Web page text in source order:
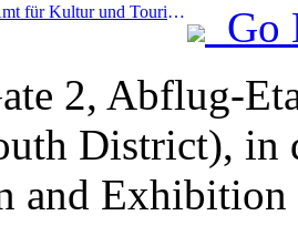
Prev:Das Pekinger Amt für Kultur und Tourismus gab bekannt: Im Jahr 2025 empfing Peking 5,48 Millionen ausländische Touristen, ein Anstieg von 39 % gegenüber dem Vorjahr.
Go
2, Abflug-
District), in
and Exhibition